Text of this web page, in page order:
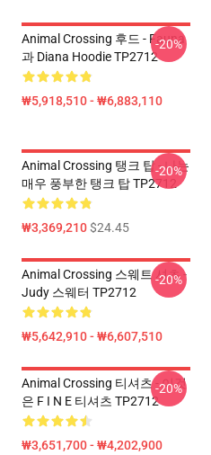
Animal Crossing 후드 - Fauna
과 Diana Hoodie TP2712
₩5,918,510 - ₩6,883,110
-20%
Animal Crossing 탱크 탑 - 나는
매우 풍부한 탱크 탑 TP2712
₩3,369,210$24.45
-20%
Animal Crossing 스웨트 셔츠 -
Judy 스웨터 TP2712
₩5,642,910 - ₩6,607,510
-20%
Animal Crossing 티셔츠 - 이것
은 F I N E 티셔츠 TP2712
₩3,651,700 - ₩4,202,900
-20%